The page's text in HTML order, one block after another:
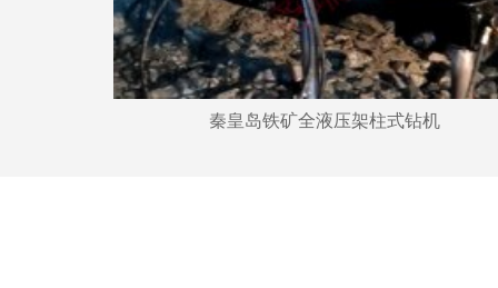
秦皇岛铁矿全液压架柱式钻机